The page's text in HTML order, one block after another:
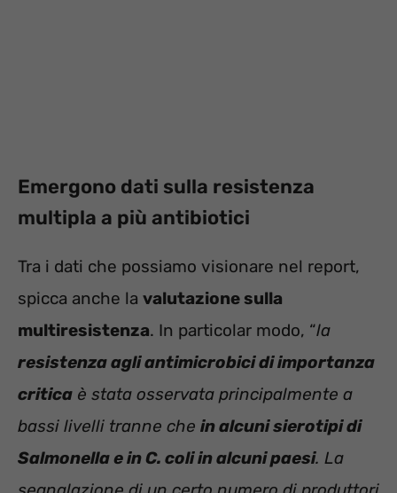
Emergono dati sulla resistenza
multipla a più antibiotici
Tra i dati che possiamo visionare nel report,
spicca anche la valutazione sulla
multiresistenza. In particolar modo, “la
resistenza agli antimicrobici di importanza
critica è stata osservata principalmente a
bassi livelli tranne che in alcuni sierotipi di
Salmonella e in C. coli in alcuni paesi. La